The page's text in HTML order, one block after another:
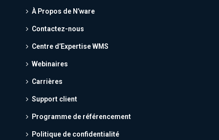
À Propos de N’ware
Contactez-nous
Centre d’Expertise WMS
Webinaires
Carrières
Support client
Programme de référencement
Politique de confidentialité